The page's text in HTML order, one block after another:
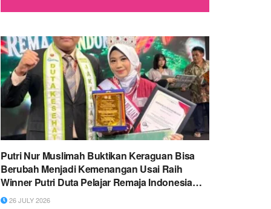
Putri Nur Muslimah Buktikan Keraguan Bisa
Berubah Menjadi Kemenangan Usai Raih
Winner Putri Duta Pelajar Remaja Indonesia
2026 Wakili Jawa Barat
26 JULY 2026